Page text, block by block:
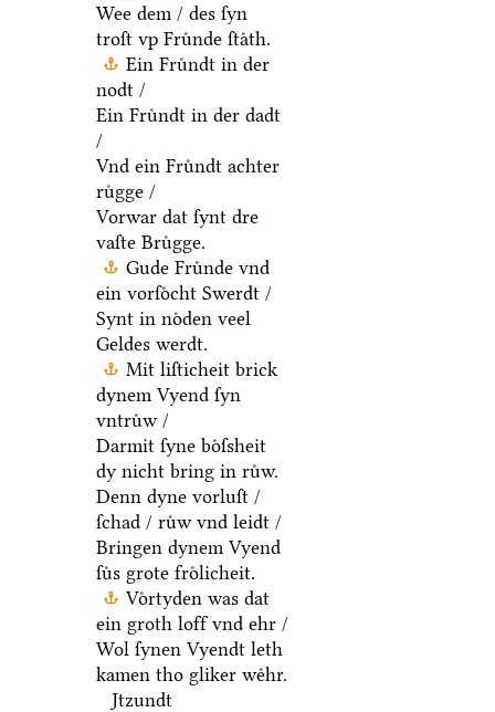
Wee dem / des ſyn
troſt vp Fruͤnde ſtaͤth.
Ein Fruͤndt in der
nodt /
Ein Fruͤndt in der dadt
/
Vnd ein Fruͤndt achter
ruͤgge /
Vorwar dat ſynt dre
vaſte Bruͤgge.
Gude Fruͤnde vnd
ein vorſoͤcht Swerdt /
Synt in noͤden veel
Geldes werdt.
Mit liſticheit brick
dynem Vyend ſyn
vntruͤw /
Darmit ſyne boͤſsheit
dy nicht bring in ruͤw.
Denn dyne vorluſt /
ſchad / ruͤw vnd leidt /
Bringen dynem Vyend
ſuͤs grote froͤlicheit.
Voͤrtyden was dat
ein groth loff vnd ehr /
Wol ſynen Vyendt leth
kamen tho gliker weͤhr.
Jtzundt